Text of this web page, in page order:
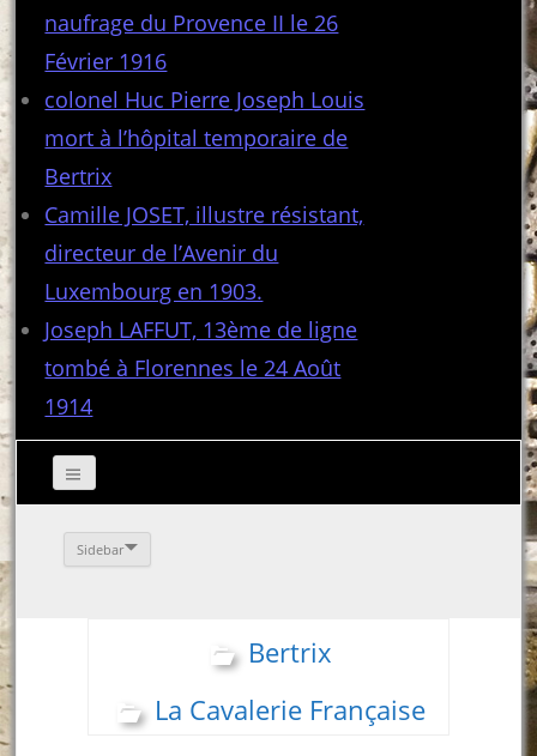
naufrage du Provence II le 26
Février 1916
colonel Huc Pierre Joseph Louis
mort à l’hôpital temporaire de
Bertrix
Camille JOSET, illustre résistant,
directeur de l’Avenir du
Luxembourg en 1903.
Joseph LAFFUT, 13ème de ligne
tombé à Florennes le 24 Août
1914
Sidebar
Bertrix
La Cavalerie Française